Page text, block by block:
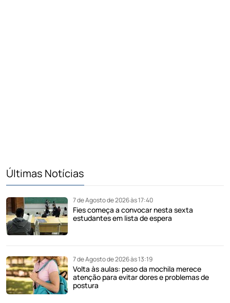
Últimas Notícias
7 de Agosto de 2026 às 17:40
Fies começa a convocar nesta sexta
estudantes em lista de espera
7 de Agosto de 2026 às 13:19
Volta às aulas: peso da mochila merece
atenção para evitar dores e problemas de
postura